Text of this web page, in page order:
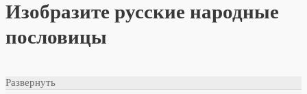
Изобразите русские народные
пословицы
Развернуть